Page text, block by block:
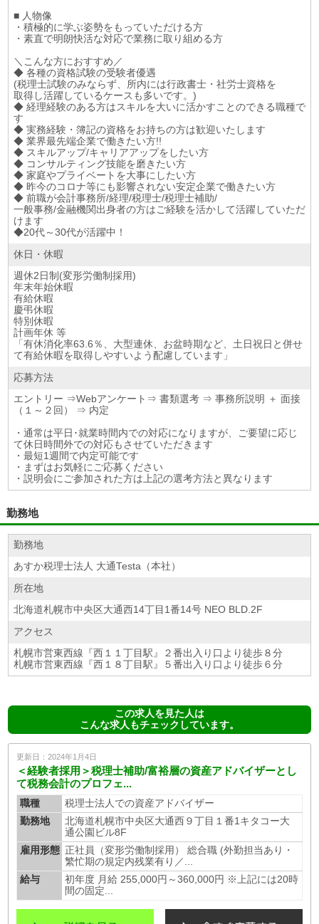
■ 人物像
・積極的に学ぶ姿勢をもっていただける方
・素直で明朗快活な対応で業務に取り組める方
＼こんな方におすすめ／
◆ 各種の資格試験の受験者優遇
(税理士試験のみならず、所内には行政書士・社労士資格を
取得し活躍しているケースも多いです。)
◆ 経理経験のある方はスキルを大いに活かすことのできる職種で
す
◆ 実務経験・簿記の資格をお持ちの方は歓迎いたします
◆ 業界最先端企業で働きたい方!!
◆ スキルアップ/キャリアアップをしたい方
◆ コンサルティング技能を磨きたい方
◆ 家庭やプライベートを大事にしたい方
◆ 昨今のコロナ等にも影響されない安定企業で働きたい方
◆ 前職が会計事務所/経理/税理士/税理士補助/
一般事務/金融機関出身者の方はご経験を活かして活躍していただ
けます
◆20代～30代が活躍中！
休日・休暇
週休2日制(変形労働制採用)
年末年始休暇
有給休暇
慶弔休暇
特別休暇
計画年休 等
「有休消化率63.6％、大型連休、お盆時期など、土日祝日と併せ
て有給休暇を取得しやすいよう配慮しています」
応募方法
エントリー ⇒Webアンケート⇒ 書類選考 ⇒ 事務所説明 ＋ 面接
（１～２回） ⇒ 内定
・通常は平日･就業時間内での対応になりますが、ご要望に応じ
て休日時間外での対応もさせていただきます
・最短1週間で内定可能です
・まずはお気軽にご応募ください
・説明会にご参加された方は上記の選考方法と異なります
勤務地
勤務地
あすか税理士法人 大通Testa（本社）
所在地
北海道札幌市中央区大通西14丁目1番14号 NEO BLD.2F
アクセス
札幌市営東西線『西１１丁目駅』２番出入り口より徒歩８分
札幌市営東西線『西１８丁目駅』５番出入り口より徒歩６分
この求人を見た人は
こんな求人もチェックしています。
更新日：2024年1月4日
＜経験者採用＞税理士補助/富裕層の資産アドバイザーとし
て税務会計のプロフェ...
職種
税理士法人での資産アドバイザー
勤務地
北海道札幌市中央区大通西９丁目１番1キタコー大
通公園ビル8F
雇用形態 正社員（変形労働制採用） 総合職 (外勤担当あり・
繁忙期の規定内残業有り／...
給与
初年度 月給 255,000円～360,000円 ※上記には20時
間の固定...